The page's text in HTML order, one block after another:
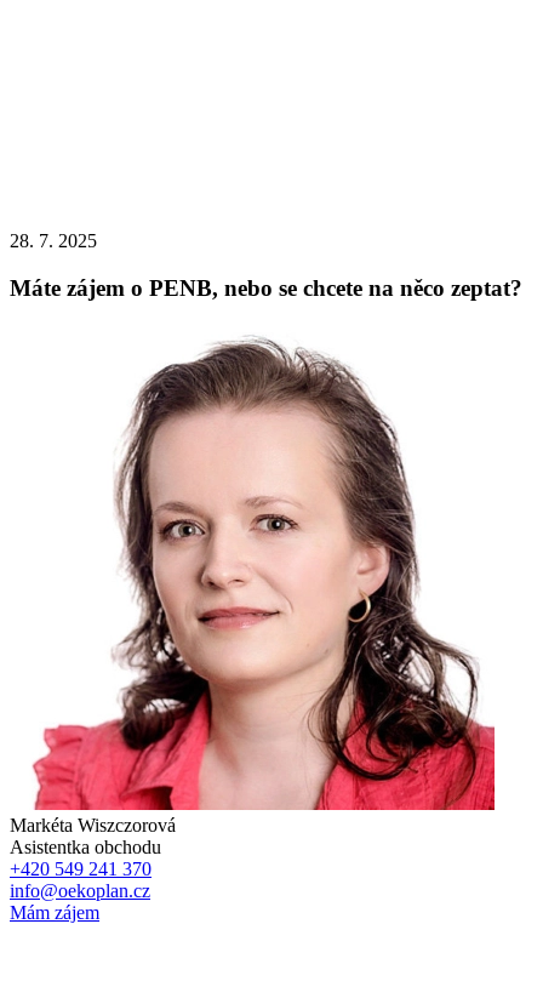
28. 7. 2025
Máte zájem o PENB, nebo se chcete na něco zeptat?
Markéta Wiszczorová
Asistentka obchodu
+420 549 241 370
info@oekoplan.cz
Mám zájem